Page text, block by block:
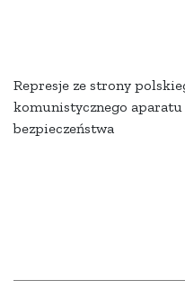
Represje ze strony
komunistycznego aparatu
bezpieczeństwa